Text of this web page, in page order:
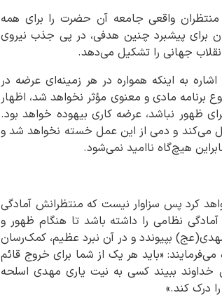
منتظران واقعی جامعه آن حضرت را برای همه
برای پیشبرد چنین هدفی، در پی جذب نیروی
جهانی را تشکیل می‌دهد.
به اینکه همواره در هر زمینه‌ای عرضه در
برنامه مادی و معنوی مؤثر نخواهد شد، اظهار
ظهور نباشد، عرضه کاری بیهوده خواهد بود.
می‌کند و دمی از این عمل خسته نخواهد شد و
هیچ‌گاه ناامید نمی‌شود.
کرد پس سزاوار نیست که منتظرانش آمادگی
نظامی را داشته باشد تا هنگام ظهور و
بپیوندد و در آن نبرد عظیم، کمک‌رسان
«باید هر یک از شما برای خروج قائم
خداوند ببیند کسی به نیت یاری مهدی اسلحه
درک کند.»